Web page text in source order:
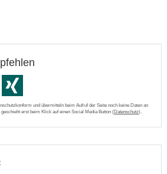
und übermitteln beim Aufruf der Seite noch keine Daten an
erst beim Klick auf einen Social Media Button (Datenschutz).